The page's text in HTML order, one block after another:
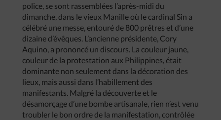
police, se sont rassemblées l’après-midi du
dimanche, dans le vieux Manille où le cardinal Sin a
célébré une messe, entouré de 800 prêtres et d’une
dizaine d’évêques. L’ancienne présidente, Cory
Aquino, a prononcé un discours. La couleur jaune,
couleur de la protestation aux Philippines, était
dominante non seulement dans la décoration des
lieux, mais aussi dans l’habillement des
manifestants. Malgré la découverte et le
désamorçage d’une bombe artisanale, rien n’est venu
troubler le bon ordre de la manifestation, contrôlée